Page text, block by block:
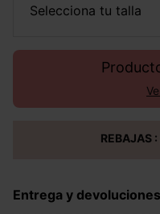
selecciona tu talla
Entrega y devoluciones